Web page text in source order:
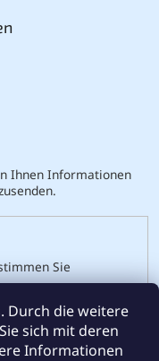
Durch die weitere
sich mit deren
Informationen
Ihnen Informationen
Sie